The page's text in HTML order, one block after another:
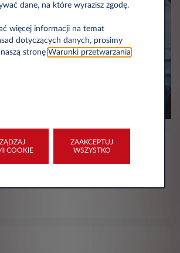
dane, na które wyrazisz zgodę.
więcej informacji na temat
dotyczących danych, prosimy
stronę Warunki przetwarzania
COOKIE
ZAAKCEPTUJ
WSZYSTKO